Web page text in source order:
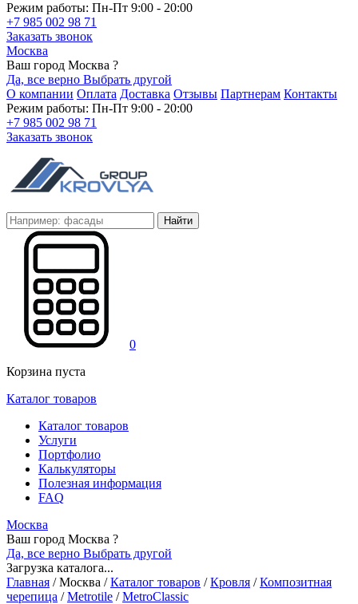
Режим работы: Пн-Пт 9:00 - 20:00
+7 985 002 98 71
Заказать звонок
Москва
Ваш город Москва ?
Да, все верно Выбрать другой
О компании Оплата Доставка Отзывы Партнерам Контакты
Режим работы: Пн-Пт 9:00 - 20:00
+7 985 002 98 71
Заказать звонок
Найти
0
Корзина пуста
Каталог товаров
Каталог товаров
Услуги
Портфолио
Калькуляторы
Полезная информация
FAQ
Москва
Ваш город Москва ?
Да, все верно Выбрать другой
Загрузка каталога...
Главная /Москва / Каталог товаров / Кровля / Композитная
черепица / Metrotile / MetroClassic